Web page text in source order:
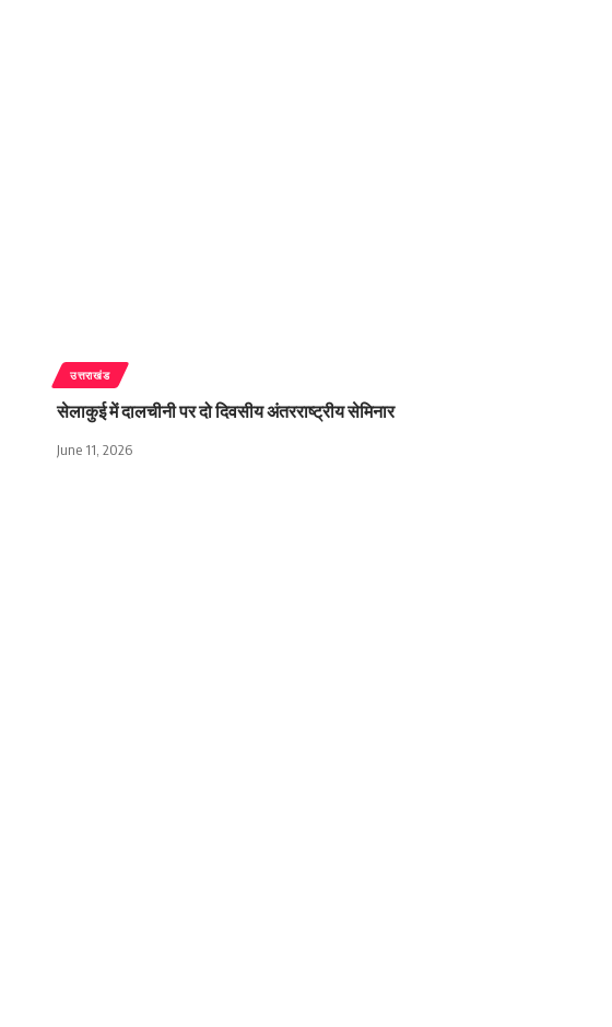
उत्तराखंड
सेलाकुई में दालचीनी पर दो दिवसीय अंतरराष्ट्रीय सेमिनार
June 11, 2026